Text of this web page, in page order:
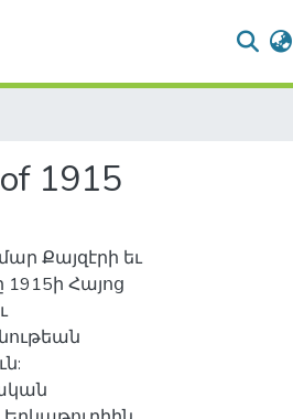
1915
Քայզէրի եւ
Հայոց